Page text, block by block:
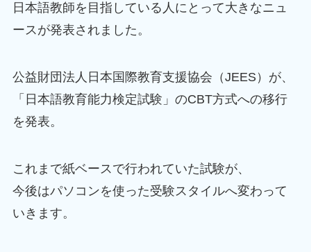
日本語教師を目指している人にとって大きなニュ
ースが発表されました。
公益財団法人日本国際教育支援協会（JEES）が、
「日本語教育能力検定試験」のCBT方式への移行
を発表。
これまで紙ベースで行われていた試験が、
今後はパソコンを使った受験スタイルへ変わって
いきます。